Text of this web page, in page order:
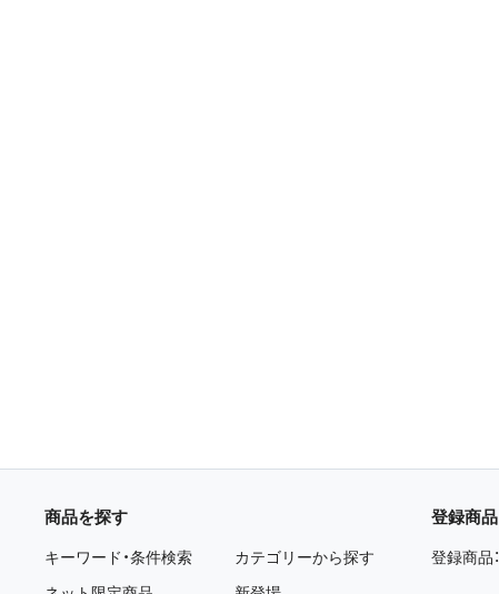
商品を探す
キーワード・条件検索
カテゴリーから探す
登録商品
登録商品：